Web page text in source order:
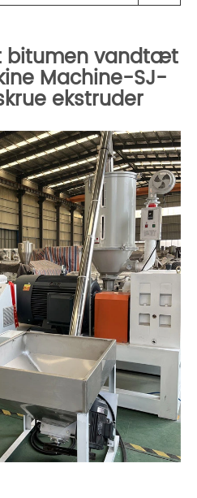
bitumen vandtæt
Machine-SJ-
ekstruder